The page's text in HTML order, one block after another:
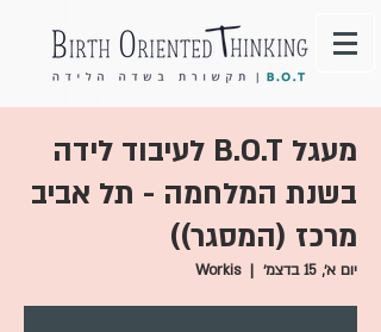
מעגל B.O.T לעיבוד לידה
בשנת המלחמה - תל אביב
מרכז (המסגר))
יום א׳, 15 בדצמ׳
  |
Workis